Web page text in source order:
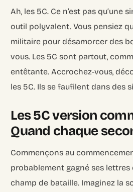
Ah, les 5C. Ce n’est pas qu’une
outil polyvalent. Vous pensiez
militaire pour désamorcer des
vous. Les 5C sont partout,
entêtante. Accrochez-vous,
les 5C. Ils se faufilent dans des
Les 5C version
Quand chaque
Commençons au
probablement gagné ses lettres
champ de bataille. Imaginez la